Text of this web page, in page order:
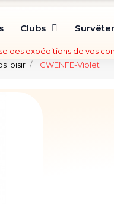
Clubs
des expéditions de vos
loisir GWENFE-Violet